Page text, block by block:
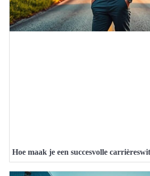
Hoe maak je een succesvolle